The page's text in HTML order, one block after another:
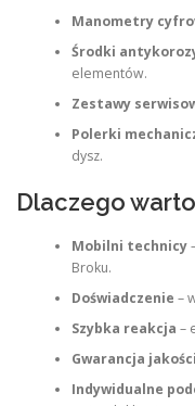
Manometry
Środki
elementów.
Zestawy
Polerki
dysz.
Dlaczego
Mobilni technicy
Broku.
Doświadczenie –
Szybka reakcja –
Gwarancja jakości
Indywidualne